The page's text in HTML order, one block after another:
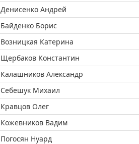
Денисенко Андрей
Байденко Борис
Возницкая Катерина
Щербаков Константин
Калашников Александр
Себешук Михаил
Кравцов Олег
Кожевников Вадим
Погосян Нуард